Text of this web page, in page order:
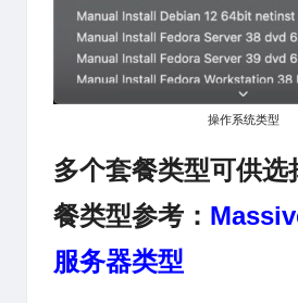
操作系统类型
多个套餐类型可供选
餐类型参考：
服务器类型